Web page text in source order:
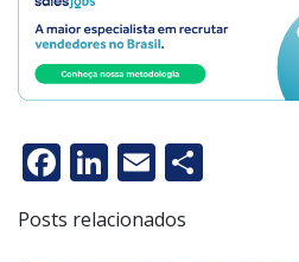
Facebook
LinkedIn
Email
Posts relacionados